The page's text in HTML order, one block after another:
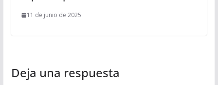
11 de junio de 2025
Deja una respuesta